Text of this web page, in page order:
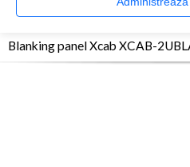
> Accesorii Rack
Blanking panel Xcab XCAB-